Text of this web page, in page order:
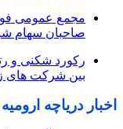
مجمع عمومی
صاحبان سهام
رکورد شکنی و
بین شرکت های
اخبار دریاچه ارومیه